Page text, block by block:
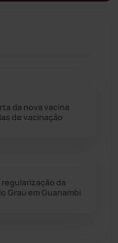
da nova vacina
de vacinação
da
Grau em Guanambi